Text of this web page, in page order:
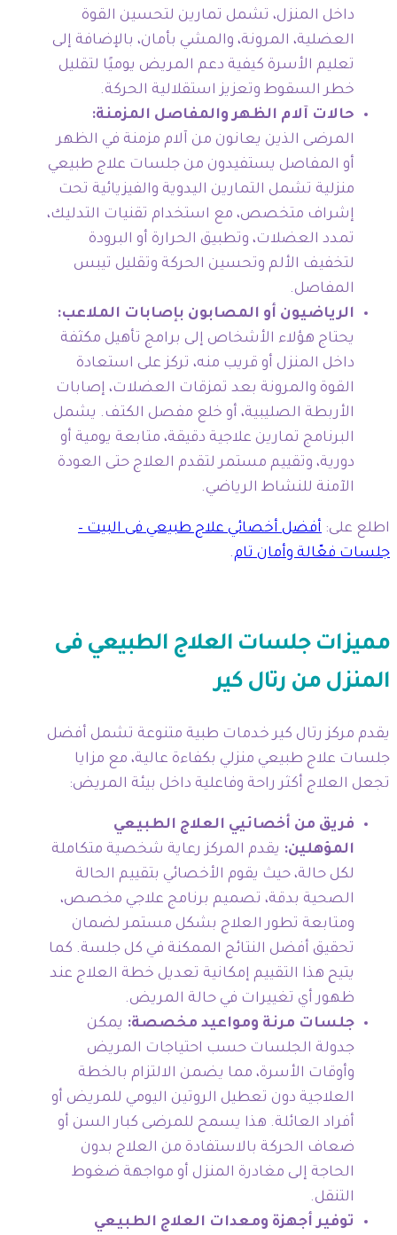
داخل المنزل، تشمل تمارين لتحسين القوة
العضلية، المرونة، والمشي بأمان، بالإضافة إلى
تعليم الأسرة كيفية دعم المريض يوميًا لتقليل
خطر السقوط وتعزيز استقلالية الحركة.
حالات آلام الظهر والمفاصل المزمنة:
المرضى الذين يعانون من آلام مزمنة في الظهر
أو المفاصل يستفيدون من جلسات علاج طبيعي
منزلية تشمل التمارين اليدوية والفيزيائية تحت
إشراف متخصص، مع استخدام تقنيات التدليك،
تمدد العضلات، وتطبيق الحرارة أو البرودة
لتخفيف الألم وتحسين الحركة وتقليل تيبس
المفاصل.
الرياضيون أو المصابون بإصابات الملاعب:
يحتاج هؤلاء الأشخاص إلى برامج تأهيل مكثفة
داخل المنزل أو قريب منه، تركز على استعادة
القوة والمرونة بعد تمزقات العضلات، إصابات
الأربطة الصليبية، أو خلع مفصل الكتف. يشمل
البرنامج تمارين علاجية دقيقة، متابعة يومية أو
دورية، وتقييم مستمر لتقدم العلاج حتى العودة
الآمنة للنشاط الرياضي.
اطلع على: أفضل أخصائي علاج طبيعي فى البيت –
جلسات فعّالة وأمان تام.
مميزات جلسات العلاج الطبيعي فى
المنزل من رتال كير
يقدم مركز رتال كير خدمات طبية متنوعة تشمل أفضل
جلسات علاج طبيعي منزلي بكفاءة عالية، مع مزايا
تجعل العلاج أكثر راحة وفاعلية داخل بيئة المريض:
فريق من أخصائيي العلاج الطبيعي
المؤهلين: يقدم المركز رعاية شخصية متكاملة
لكل حالة، حيث يقوم الأخصائي بتقييم الحالة
الصحية بدقة، تصميم برنامج علاجي مخصص،
ومتابعة تطور العلاج بشكل مستمر لضمان
تحقيق أفضل النتائج الممكنة في كل جلسة. كما
يتيح هذا التقييم إمكانية تعديل خطة العلاج عند
ظهور أي تغييرات في حالة المريض.
جلسات مرنة ومواعيد مخصصة: يمكن
جدولة الجلسات حسب احتياجات المريض
وأوقات الأسرة، مما يضمن الالتزام بالخطة
العلاجية دون تعطيل الروتين اليومي للمريض أو
أفراد العائلة. هذا يسمح للمرضى كبار السن أو
ضعاف الحركة بالاستفادة من العلاج بدون
الحاجة إلى مغادرة المنزل أو مواجهة ضغوط
التنقل.
توفير أجهزة ومعدات العلاج الطبيعي